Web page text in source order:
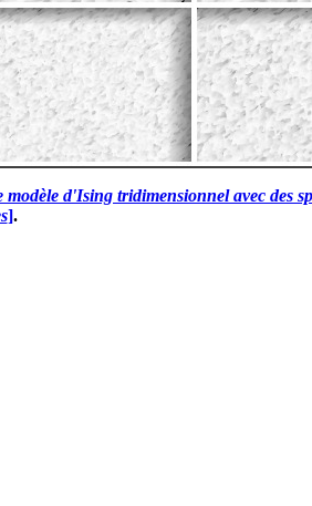
modèle d'Ising tridimensionnel avec des
].